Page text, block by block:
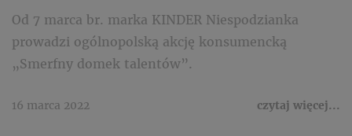
Od 7 marca br. marka KINDER Niespodzianka
prowadzi ogólnopolską akcję konsumencką
„Smerfny domek talentów”.
16 marca 2022 czytaj więcej...